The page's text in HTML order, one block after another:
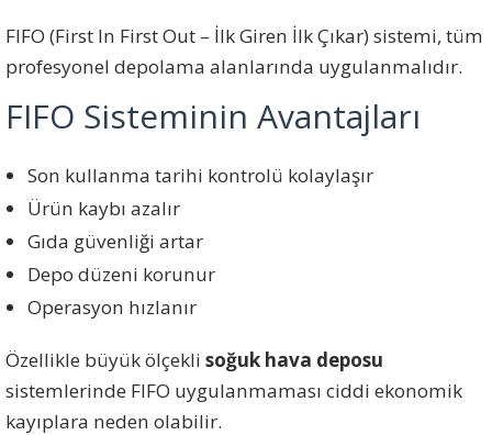
FIFO (First In First Out – İlk Giren İlk Çıkar) sistemi, tüm
profesyonel depolama alanlarında uygulanmalıdır.
FIFO Sisteminin Avantajları
Son kullanma tarihi kontrolü kolaylaşır
Ürün kaybı azalır
Gıda güvenliği artar
Depo düzeni korunur
Operasyon hızlanır
Özellikle büyük ölçekli soğuk hava deposu
sistemlerinde FIFO uygulanmaması ciddi ekonomik
kayıplara neden olabilir.